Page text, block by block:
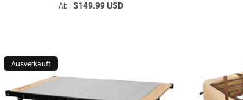
Ab $149.99 USD
Ausverkauft